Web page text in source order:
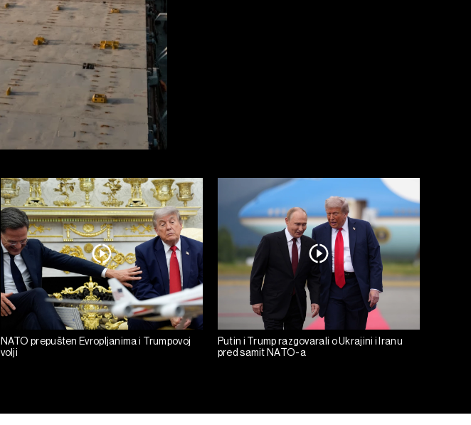
NATO prepušten Evropljanima i Trumpovoj
volji
Putin i Trump razgovarali o Ukrajini i Iranu
pred samit NATO-a